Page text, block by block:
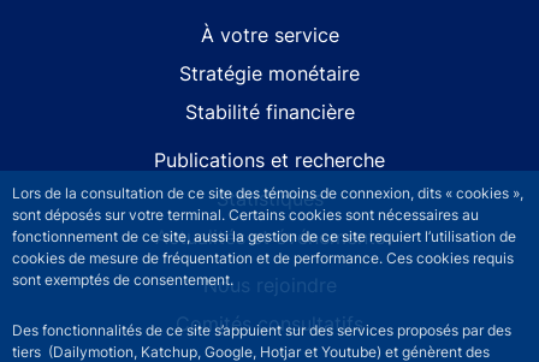
Lors de la consultation de ce site des témoins de connexion, dits « cookies »,
sont déposés sur votre terminal. Certains cookies sont nécessaires au
fonctionnement de ce site, aussi la gestion de ce site requiert l’utilisation de
cookies de mesure de fréquentation et de performance. Ces cookies requis
sont exemptés de consentement.
Des fonctionnalités de ce site s’appuient sur des services proposés par des
tiers (Dailymotion, Katchup, Google, Hotjar et Youtube) et génèrent des
À votre service
Stratégie monétaire
Stabilité financière
Publications et recherche
Statistiques
Actualités et événements
Nous rejoindre
Comités consultatifs